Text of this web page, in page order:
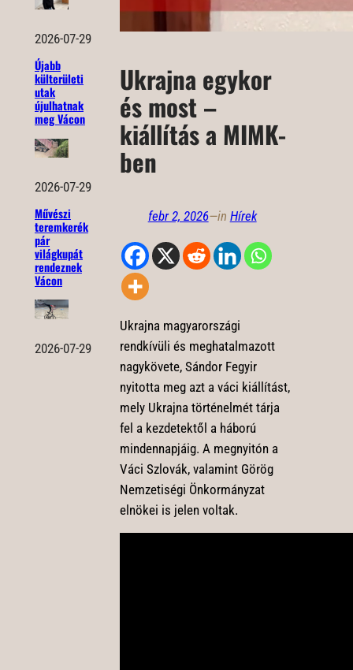
2026-07-29
Újabb
külterületi
utak
újulhatnak
meg Vácon
2026-07-29
Művészi
teremkerék
pár
világkupát
rendeznek
Vácon
2026-07-29
Ukrajna egykor
és most –
kiállítás a MIMK-
ben
febr 2, 2026—in Hírek
Ukrajna magyarországi
rendkívüli és meghatalmazott
nagykövete, Sándor Fegyir
nyitotta meg azt a váci kiállítást,
mely Ukrajna történelmét tárja
fel a kezdetektől a háború
mindennapjáig. A megnyitón a
Váci Szlovák, valamint Görög
Nemzetiségi Önkormányzat
elnökei is jelen voltak.